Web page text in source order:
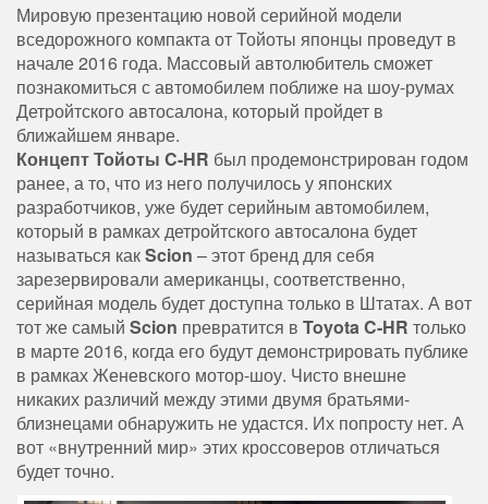
Мировую презентацию новой серийной модели
вседорожного компакта от Тойоты японцы проведут в
начале 2016 года. Массовый автолюбитель сможет
познакомиться с автомобилем поближе на шоу-румах
Детройтского автосалона, который пройдет в
ближайшем январе.
Концепт Тойоты C-HR был продемонстрирован годом
ранее, а то, что из него получилось у японских
разработчиков, уже будет серийным автомобилем,
который в рамках детройтского автосалона будет
называться какScion – этот бренд для себя
зарезервировали американцы, соответственно,
серийная модель будет доступна только в Штатах. А вот
тот же самый Scion превратится в Toyota C-HR только
в марте 2016, когда его будут демонстрировать публике
в рамках Женевского мотор-шоу. Чисто внешне
никаких различий между этими двумя братьями-
близнецами обнаружить не удастся. Их попросту нет. А
вот «внутренний мир» этих кроссоверов отличаться
будет точно.